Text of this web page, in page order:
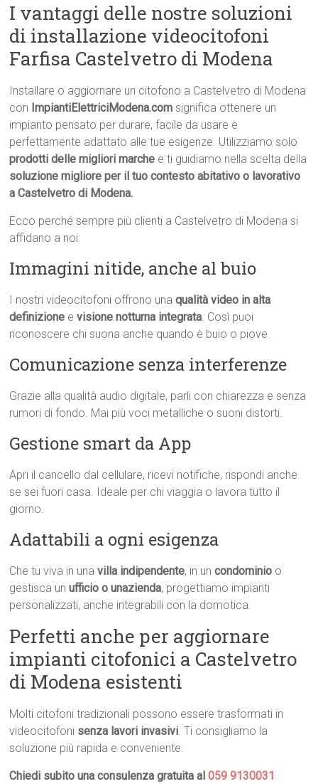
I vantaggi delle nostre soluzioni
di installazione videocitofoni
Farfisa Castelvetro di Modena
Installare o aggiornare un citofono a Castelvetro di Modena
con ImpiantiElettriciModena.com significa ottenere un
impianto pensato per durare, facile da usare e
perfettamente adattato alle tue esigenze. Utilizziamo solo
prodotti delle migliori marche e ti guidiamo nella scelta della
soluzione migliore per il tuo contesto abitativo o lavorativo
a Castelvetro di Modena.
Ecco perché sempre più clienti a Castelvetro di Modena si
affidano a noi:
Immagini nitide, anche al buio
I nostri videocitofoni offrono unaqualità video in alta
definizione evisione notturna integrata. Così puoi
riconoscere chi suona anche quando è buio o piove.
Comunicazione senza interferenze
Grazie alla qualità audio digitale, parli con chiarezza e senza
rumori di fondo. Mai più voci metalliche o suoni distorti.
Gestione smart da App
Apri il cancello dal cellulare, ricevi notifiche, rispondi anche
se sei fuori casa. Ideale per chi viaggia o lavora tutto il
giorno.
Adattabili a ogni esigenza
Che tu viva in unavilla indipendente, in uncondominio o
gestisca unufficio o unazienda, progettiamo impianti
personalizzati, anche integrabili con la domotica.
Perfetti anche per aggiornare
impianti citofonici a Castelvetro
di Modena esistenti
Molti citofoni tradizionali possono essere trasformati in
videocitofoni senza lavori invasivi. Ti consigliamo la
soluzione più rapida e conveniente.
Chiedi subito una consulenza gratuita al059 9130031